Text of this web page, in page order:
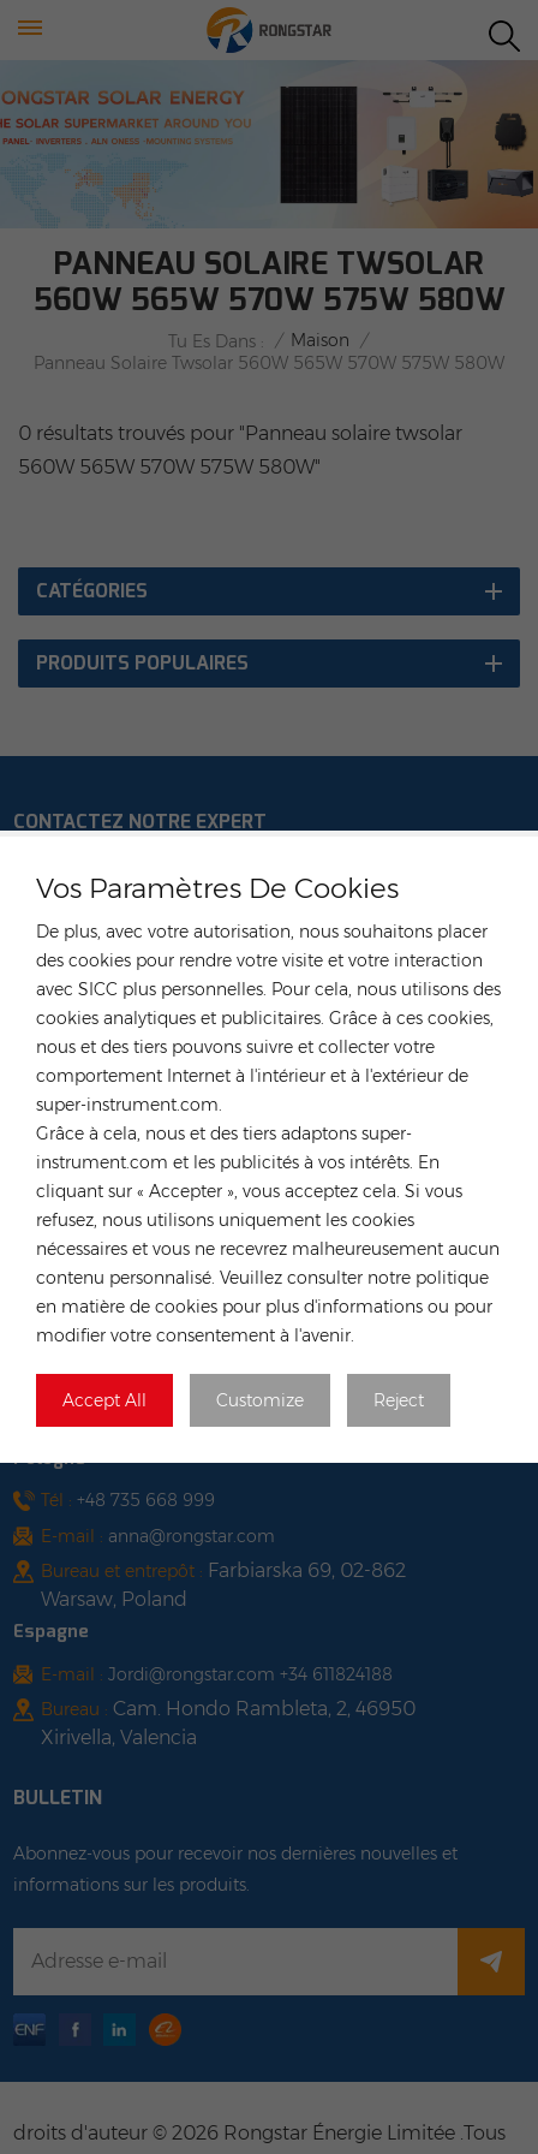
Vos Paramètres De Cookies
De plus, avec votre autorisation, nous souhaitons placer
des cookies pour rendre votre visite et votre interaction
avec SICC plus personnelles. Pour cela, nous utilisons des
cookies analytiques et publicitaires. Grâce à ces cookies,
nous et des tiers pouvons suivre et collecter votre
comportement Internet à l'intérieur et à l'extérieur de
super-instrument.com.
Grâce à cela, nous et des tiers adaptons super-
instrument.com et les publicités à vos intérêts. En
cliquant sur « Accepter », vous acceptez cela. Si vous
refusez, nous utilisons uniquement les cookies
nécessaires et vous ne recevrez malheureusement aucun
contenu personnalisé. Veuillez consulter notre politique
en matière de cookies pour plus d'informations ou pour
modifier votre consentement à l'avenir.
Accept All Customize Reject
PANNEAU SOLAIRE TWSOLAR
560W 565W 570W 575W 580W
Tu Es Dans : / Maison
/
Panneau Solaire Twsolar 560W 565W 570W 575W 580W
0 résultats trouvés pour "Panneau solaire twsolar
560W 565W 570W 575W 580W"
CATÉGORIES
PRODUITS POPULAIRES
CONTACTEZ NOTRE EXPERT
Allemagne
E-mail : anna@rongstar.com
Bureau et entrepôt :Industriestraße 40, 52457
Aldenhoven, Deutschland
Hong Kong
Tél :+852 54222219
E-mail :
hk@rongstar.com
Bureau et entrepôt :39 Kung-Um Road, Yuen
Long, Hong Kong
Viêt Nam
E-mail :
vn@rongstar.com
Bureau :102 Phung Van Cung Street,Ward 7,
Entrepôt : 263 Go O Moi, Phu Thuan, District
7, Ho Chi Minh City, Vietnam
Pologne
Tél : +48 735 668 999
E-mail : anna@rongstar.com
Bureau et entrepôt : Farbiarska 69, 02-862
Warsaw, Poland
Espagne
E-mail : Jordi@rongstar.com +34 611824188
Bureau : Cam. Hondo Rambleta, 2, 46950
Xirivella, Valencia
BULLETIN
Abonnez-vous pour recevoir nos dernières nouvelles et
informations sur les produits.
droits d'auteur © 2026 Rongstar Énergie Limitée .Tous